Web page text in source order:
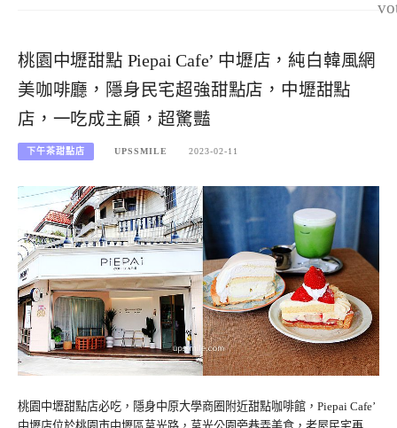
桃園中壢甜點 Piepai Cafe’ 中壢店，純白韓風網
美咖啡廳，隱身民宅超強甜點店，中壢甜點
店，一吃成主顧，超驚豔
下午茶甜點店 UPSSMILE 2023-02-11
桃園中壢甜點店必吃，隱身中原大學商圈附近甜點咖啡館，Piepai Cafe’